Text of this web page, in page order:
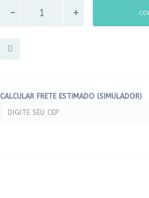
CALCULAR FRETE ESTIMADO (SIMULADOR)